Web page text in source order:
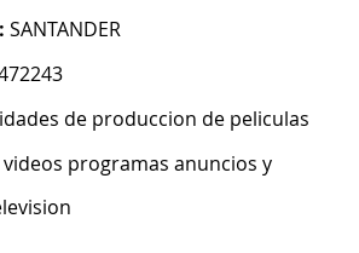
SANTANDER
de produccion de peliculas
programas anuncios y